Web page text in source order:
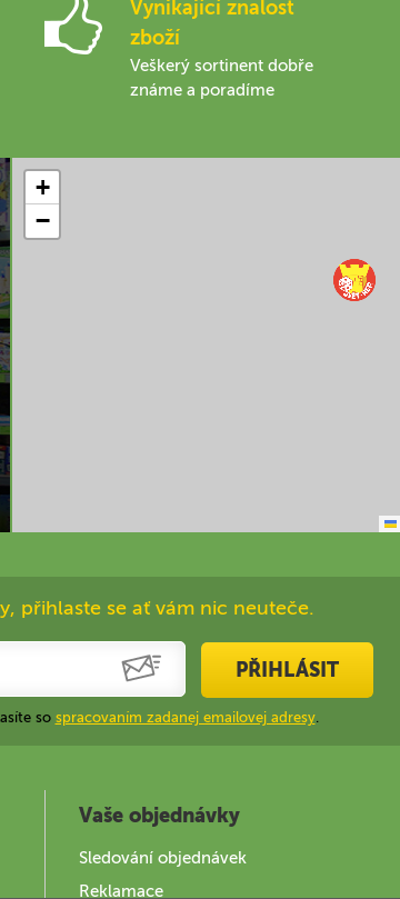
Vynikající znalost
zboží
Veškerý sortinent dobře
známe a poradíme
+
−
přihlaste se ať vám nic neuteče.
PŘIHLÁSIT
so spracovaním zadanej emailovej adresy.
Vaše objednávky
Sledování objednávek
Reklamace